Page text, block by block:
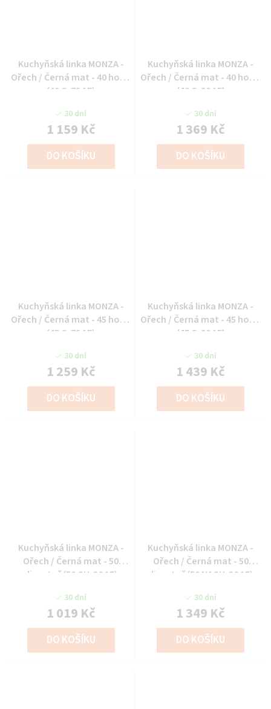
Kuchyňská linka MONZA -
Ořech / Černá mat - 40 horní
(40 G-72 1F)
30 dní
1 159 Kč
DO KOŠÍKU
Kuchyňská linka MONZA -
Ořech / Černá mat - 40 horní
(40 G-90 1F)
30 dní
1 369 Kč
DO KOŠÍKU
Kuchyňská linka MONZA -
Ořech / Černá mat - 45 horní
(45 G-72 1F)
30 dní
1 259 Kč
DO KOŠÍKU
Kuchyňská linka MONZA -
Ořech / Černá mat - 45 horní
(45 G-90 1F)
30 dní
1 439 Kč
DO KOŠÍKU
Kuchyňská linka MONZA -
Ořech / Černá mat - 50
digestoř (50 GU-36 1F)
30 dní
1 019 Kč
DO KOŠÍKU
Kuchyňská linka MONZA -
Ořech / Černá mat - 50
digestoř (50 NAGU-36 1F)
30 dní
1 349 Kč
DO KOŠÍKU